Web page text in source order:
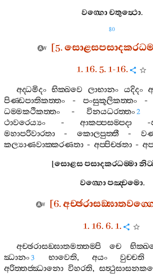
වග‍්ගොචතුත්‍ථො.
80
[5.
1. 16. 5. 1-16.
අද‍්ධමිදං භික‍්ඛවෙ ලාභානං යදිදං
පිණ‍්ඩපාතිකත‍්තං -පංසුකූලිකත‍්තං
ධම‍්මකථිකත‍්තං - විනයධරත‍්තං2
ථාවරෙය්‍යං - ආකප‍්පසම‍්පදා -
මහාපරිවාරතා - කොලපුත‍්තී -
කල්‍යාණවාක‍්කරණතා - අප‍්පිච‍්ඡතා -
[සොළසපසාදකරධම‍්මා
වග‍්ගොපඤ‍්චමො.
[6.
1. 16. 6. 1.
අච‍්ඡරාසඞ‍්ඝාතමත‍්තම‍්පි චෙ
ඣානං3 භාවෙති, අයං වුච‍්චති
අරිත‍්තජ‍්ඣානො විහරති,